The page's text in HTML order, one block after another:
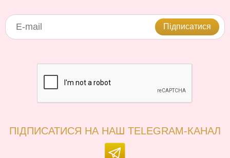
Підписатися
ПІДПИСАТИСЯ НА НАШ TELEGRAM-КАНАЛ